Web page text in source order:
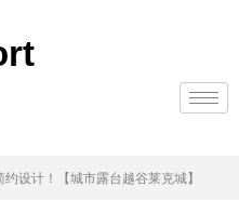
设计！【城市露台越谷莱克城】